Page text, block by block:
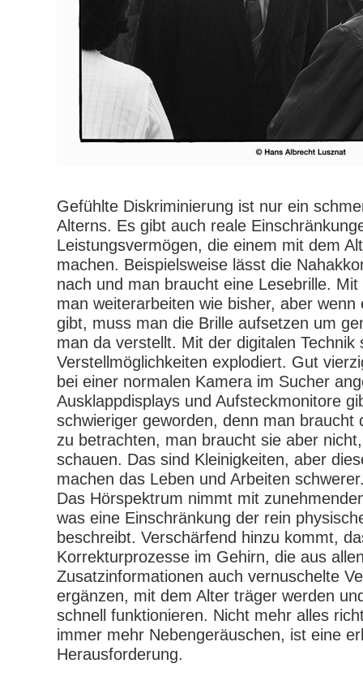
Gefühlte Diskriminierung ist nur ein
Alterns. Es gibt auch reale
Leistungsvermögen, die einem mit dem
machen. Beispielsweise lässt die
nach und man braucht eine Lesebrille.
man weiterarbeiten wie bisher, aber
gibt, muss man die Brille aufsetzen um
man da verstellt. Mit der digitalen Technik
Verstellmöglichkeiten explodiert. Gut
bei einer normalen Kamera im Sucher
Ausklappdisplays und Aufsteckmonitore
schwieriger geworden, denn man braucht
zu betrachten, man braucht sie aber
schauen. Das sind Kleinigkeiten, aber
machen das Leben und
Das Hörspektrum nimmt mit
was eine Einschränkung der rein
beschreibt. Verschärfend hinzu kommt,
Korrekturprozesse im Gehirn, die aus
Zusatzinformationen auch vernuschelte
ergänzen, mit dem Alter träger werden
schnell funktionieren. Nicht mehr alles
immer mehr Nebengeräuschen, ist eine
Herausforderung.